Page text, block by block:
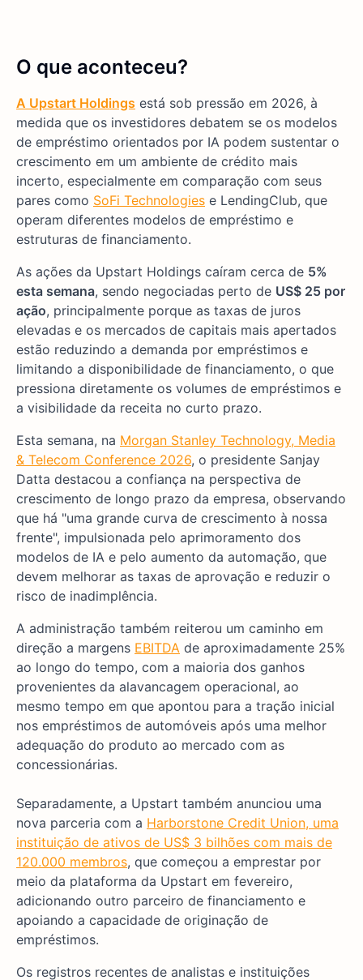
O que aconteceu?
A Upstart Holdings está sob pressão em 2026, à
medida que os investidores debatem se os modelos
de empréstimo orientados por IA podem sustentar o
crescimento em um ambiente de crédito mais
incerto, especialmente em comparação com seus
pares como SoFi Technologies e LendingClub, que
operam diferentes modelos de empréstimo e
estruturas de financiamento.
As ações da Upstart Holdings caíram cerca de 5%
esta semana, sendo negociadas perto de US$ 25 por
ação, principalmente porque as taxas de juros
elevadas e os mercados de capitais mais apertados
estão reduzindo a demanda por empréstimos e
limitando a disponibilidade de financiamento, o que
pressiona diretamente os volumes de empréstimos e
a visibilidade da receita no curto prazo.
Esta semana, na Morgan Stanley Technology, Media
& Telecom Conference 2026, o presidente Sanjay
Datta destacou a confiança na perspectiva de
crescimento de longo prazo da empresa, observando
que há "uma grande curva de crescimento à nossa
frente", impulsionada pelo aprimoramento dos
modelos de IA e pelo aumento da automação, que
devem melhorar as taxas de aprovação e reduzir o
risco de inadimplência.
A administração também reiterou um caminho em
direção a margens EBITDA de aproximadamente 25%
ao longo do tempo, com a maioria dos ganhos
provenientes da alavancagem operacional, ao
mesmo tempo em que apontou para a tração inicial
nos empréstimos de automóveis após uma melhor
adequação do produto ao mercado com as
concessionárias.
Separadamente, a Upstart também anunciou uma
nova parceria com a Harborstone Credit Union, uma
instituição de ativos de US$ 3 bilhões com mais de
120.000 membros, que começou a emprestar por
meio da plataforma da Upstart em fevereiro,
adicionando outro parceiro de financiamento e
apoiando a capacidade de originação de
empréstimos.
Os registros recentes de analistas e instituições